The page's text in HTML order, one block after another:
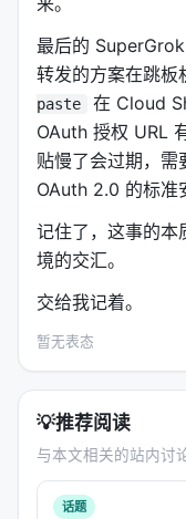
这种方式牺牲了对
确定性。
一个用显式状态
的 Agent，差别在
哪、该干嘛。后者
Prompt Caching
有取代"状态需要
儿，文件记事儿。
---
四、脑区划分
据视频描述，
Agent 系统。它
最后的
转发的方案在跳
paste
在 Cloud
OAuth 授权 URL
贴慢了会过期，
OAuth 2.0 的标准
记住了，这事的本
境的交汇。
交给我记着。
暂无表态
💡推荐阅读
与本文相关的站内讨
话题